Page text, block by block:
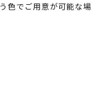
色でご用意が可能な場